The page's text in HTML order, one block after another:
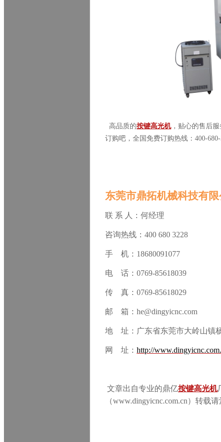
高品质的按键高光机，贴心的售后
订购吧，全国免费订购热线： 400-
东莞市鼎拓机械科技有
联 系 人：何经理
咨询热线：400 680 3228
手 机：18680091077
电 话：0769-85618039
传 真：0769-85618029
邮 箱：he@dingyicnc.com
地 址：广东省东莞市大岭山镇
网 址： http://
文章出自专业的鼎亿按键高光机
（www.dingyicnc.com.cn）转载